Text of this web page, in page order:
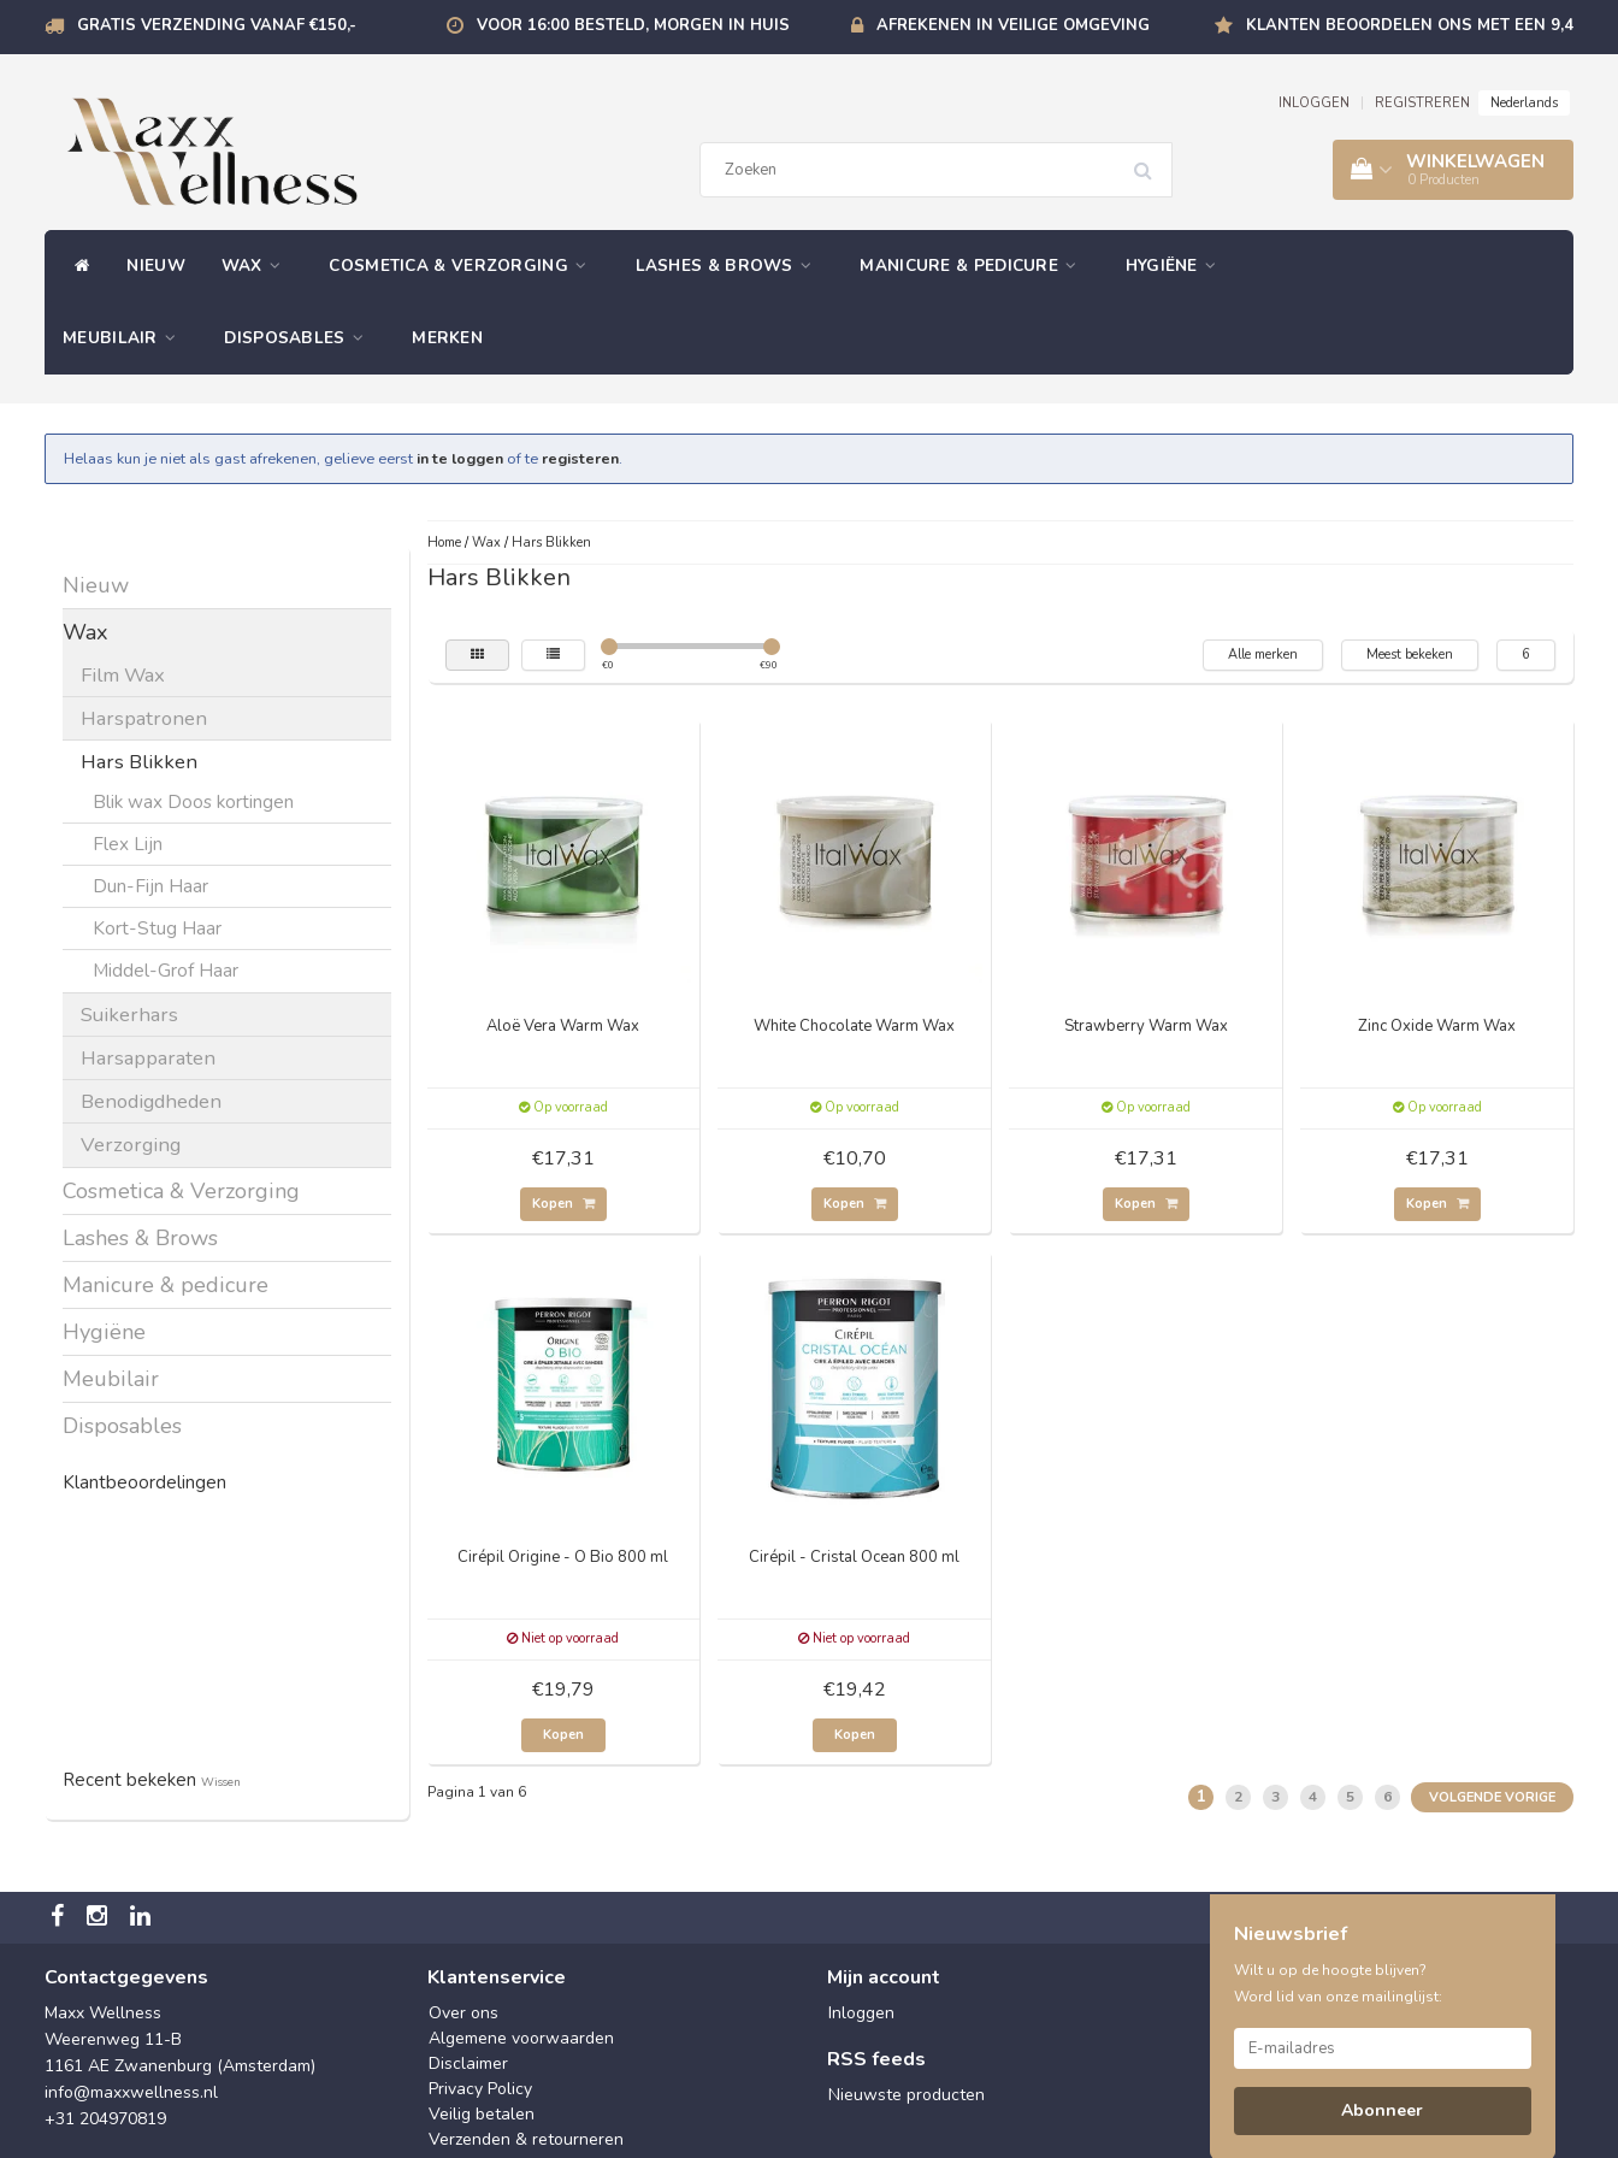
GRATIS VERZENDING VANAF €150,- VOOR 16:00 BESTELD, MORGEN IN HUIS AFREKENEN IN VEILIGE OMGEVING KLANTEN BEOORDELEN ONS MET EEN 9,4
INLOGGEN REGISTREREN Nederlands
WINKELWAGEN
0 Producten
NIEUW WAX COSMETICA & VERZORGING LASHES & BROWS MANICURE & PEDICURE HYGIËNE
MEUBILAIR DISPOSABLES MERKEN
Helaas kun je niet als gast afrekenen, gelieve eerst in te loggen of te registeren.
Nieuw
Wax
Film Wax
Harspatronen
Hars Blikken
Blik wax Doos kortingen
Flex Lijn
Dun-Fijn Haar
Kort-Stug Haar
Middel-Grof Haar
Suikerhars
Harsapparaten
Benodigdheden
Verzorging
Cosmetica & Verzorging
Lashes & Brows
Manicure & pedicure
Hygiëne
Meubilair
Disposables
Klantbeoordelingen
Recent bekeken Wissen
Home/Wax/ Hars Blikken
Hars Blikken
€0 €90
Alle merken Meest bekeken 6
Aloë Vera Warm Wax
Op voorraad
€17,31
Kopen
White Chocolate Warm Wax
Op voorraad
€10,70
Kopen
Strawberry Warm Wax
Op voorraad
€17,31
Kopen
Zinc Oxide Warm Wax
Op voorraad
€17,31
Kopen
Cirépil Origine - O Bio 800 ml
Niet op voorraad
€19,79
Kopen
Cirépil - Cristal Ocean 800 ml
Niet op voorraad
€19,42
Kopen
Pagina 1 van 6 1 2 3 4 5 6 VOLGENDE VORIGE
Contactgegevens
Maxx Wellness
Weerenweg 11-B
1161 AE Zwanenburg (Amsterdam)
info@maxxwellness.nl
+31 204970819
Klantenservice
Over ons
Algemene voorwaarden
Disclaimer
Privacy Policy
Veilig betalen
Verzenden & retourneren
Mijn account
Inloggen
RSS feeds
Nieuwste producten
Nieuwsbrief
Wilt u op de hoogte blijven?
Word lid van onze mailinglijst:
Abonneer